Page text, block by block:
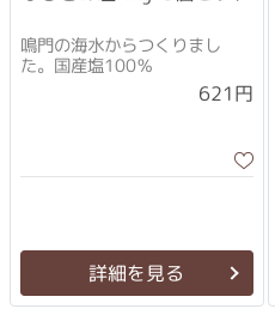
鳴門の海水からつくりまし
た。国産塩100％
621円
詳細を見る